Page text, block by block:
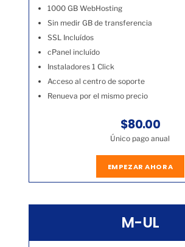
1000 GB WebHosting
Sin medir GB de transferencia
SSL Incluídos
cPanel incluído
Instaladores 1 Click
Acceso al centro de soporte
Renueva por el mismo precio
$80.00
Único pago anual
EMPEZAR AHORA
M-UL